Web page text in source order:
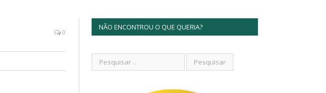
0
NÃO ENCONTROU O QUE QUERIA?